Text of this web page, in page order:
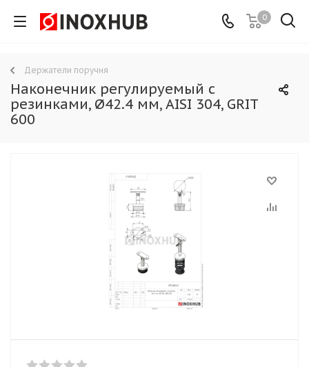
0
Держатели поручня
Наконечник регулируемый с
резинками, Ø42.4 мм, AISI 304, GRIT
600